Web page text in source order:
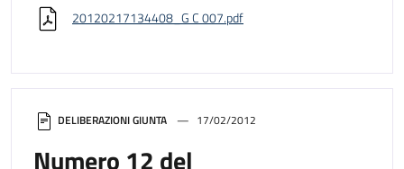
DELIBERAZIONI GIUNTA 17/02/2012
Numero 12 del
20120217134408_G C 007.pdf